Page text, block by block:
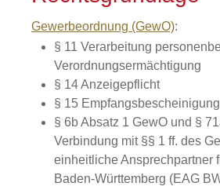
Gewerbeordnung (GewO):
§ 11 Verarbeitung
Verordnungsermächtigung
§ 14 Anzeigepflicht
§ 15 Empfangsbescheinigung
§ 6b Absatz 1 GewO und §
Verbindung mit §§ 1 ff. des
einheitliche Ansprechpartner
Baden-Württemberg (EAG